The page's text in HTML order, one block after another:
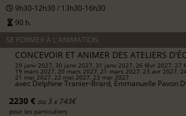
9h30-12h30 / 13h30-16h30
90 h.
SE FORMER À L'ANIMATION
CONCEVOIR ET ANIMER DES ATELIERS
29 janv 2027, 30 janv 2027, 31 janv 2027, 26 févr 2027, 27
19 mars 2027, 20 mars 2027, 21 mars 2027, 23 avr 2027,
21 mai 2027, 22 mai 2027, 23 mai 2027
avec Delphine Tranier-Brard, Emmanuelle Pavon
2230 € ou 3 x 743€
pour les particuliers